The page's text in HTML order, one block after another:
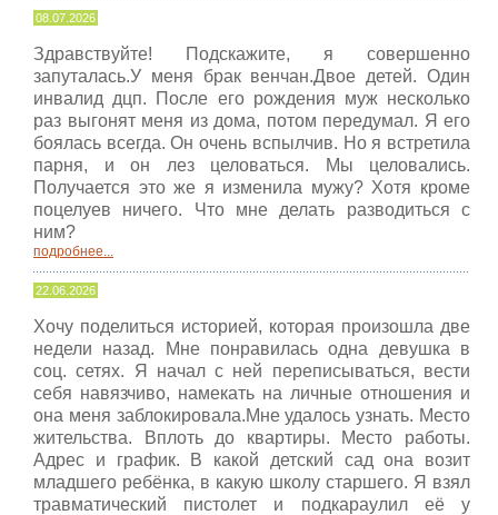
08.07.2026
Здравствуйте! Подскажите, я совершенно
запуталась.У меня брак венчан.Двое детей. Один
инвалид дцп. После его рождения муж несколько
раз выгонят меня из дома, потом передумал. Я его
боялась всегда. Он очень вспылчив. Но я встретила
парня, и он лез целоваться. Мы целовались.
Получается это же я изменила мужу? Хотя кроме
поцелуев ничего. Что мне делать разводиться с
ним?
подробнее...
22.06.2026
Хочу поделиться историей, которая произошла две
недели назад. Мне понравилась одна девушка в
соц. сетях. Я начал с ней переписываться, вести
себя навязчиво, намекать на личные отношения и
она меня заблокировала.Мне удалось узнать. Место
жительства. Вплоть до квартиры. Место работы.
Адрес и график. В какой детский сад она возит
младшего ребёнка, в какую школу старшего. Я взял
травматический пистолет и подкараулил её у